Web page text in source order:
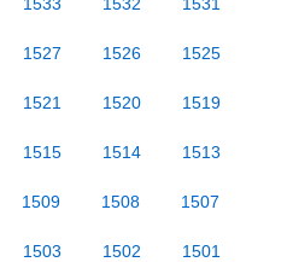
1527 1526 1525
1521 1520 1519
1515 1514 1513
1509 1508 1507
1503 1502 1501